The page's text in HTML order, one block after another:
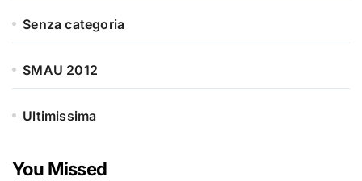
Senza categoria
SMAU 2012
Ultimissima
You Missed